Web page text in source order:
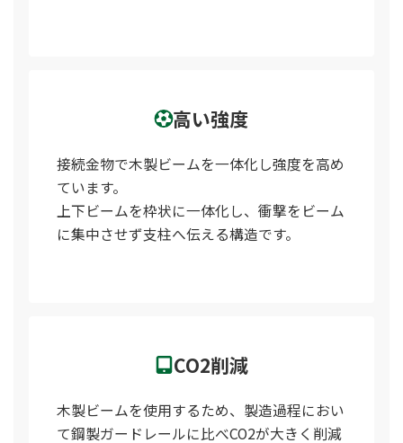
高い強度
接続金物で木製ビームを一体化し強度を高め
ています。
上下ビームを枠状に一体化し、衝撃をビーム
に集中させず支柱へ伝える構造です。
CO2削減
木製ビームを使用するため、製造過程におい
て鋼製ガードレールに比べCO2が大きく削減